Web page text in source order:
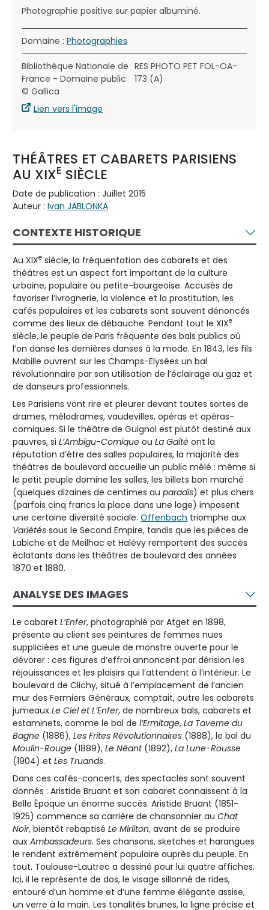
Photographie positive sur papier albuminé.
Domaine : Photographies
Bibliothèque Nationale de
France - Domaine public
© Gallica
Lien vers l'image
RES PHOTO PET FOL-OA-
173 (A)
THÉÂTRES ET CABARETS PARISIENS
AU XIXE SIÈCLE
Date de publication : Juillet 2015
Auteur : Ivan JABLONKA
CONTEXTE HISTORIQUE
Au XIXe siècle, la fréquentation des cabarets et des
théâtres est un aspect fort important de la culture
urbaine, populaire ou petite-bourgeoise. Accusés de
favoriser l’ivrognerie, la violence et la prostitution, les
cafés populaires et les cabarets sont souvent dénoncés
comme des lieux de débauche. Pendant tout le XIXe
siècle, le peuple de Paris fréquente des bals publics où
l’on danse les dernières danses à la mode. En 1843, les fils
Mabille ouvrent sur les Champs-Elysées un bal
révolutionnaire par son utilisation de l’éclairage au gaz et
de danseurs professionnels.
Les Parisiens vont rire et pleurer devant toutes sortes de
drames, mélodrames, vaudevilles, opéras et opéras-
comiques. Si le théâtre de Guignol est plutôt destiné aux
pauvres, si L’Ambigu-Comique ou La Gaîté ont la
réputation d’être des salles populaires, la majorité des
théâtres de boulevard accueille un public mêlé : même si
le petit peuple domine les salles, les billets bon marché
(quelques dizaines de centimes au paradis) et plus chers
(parfois cinq francs la place dans une loge) imposent
une certaine diversité sociale. Offenbach triomphe aux
Variétés sous le Second Empire, tandis que les pièces de
Labiche et de Meilhac et Halévy remportent des succès
éclatants dans les théâtres de boulevard des années
1870 et 1880.
ANALYSE DES IMAGES
Le cabaret L’Enfer, photographié par Atget en 1898,
présente au client ses peintures de femmes nues
suppliciées et une gueule de monstre ouverte pour le
dévorer : ces figures d’effroi annoncent par dérision les
réjouissances et les plaisirs qui l’attendent à l’intérieur. Le
boulevard de Clichy, situé à l’emplacement de l’ancien
mur des Fermiers Généraux, comptait, outre les cabarets
jumeaux Le Ciel et L’Enfer, de nombreux bals, cabarets et
estaminets, comme le bal de l’Ermitage, La Taverne du
Bagne (1886), Les Frites Révolutionnaires (1888), le bal du
Moulin-Rouge (1889), Le Néant(1892), La Lune-Rousse
(1904) et Les Truands.
Dans ces cafés-concerts, des spectacles sont souvent
donnés : Aristide Bruant et son cabaret connaissent à la
Belle Époque un énorme succès. Aristide Bruant (1851-
1925) commence sa carrière de chansonnier au Chat
Noir, bientôt rebaptisé Le Mirliton, avant de se produire
aux Ambassadeurs. Ses chansons, sketches et harangues
le rendent extrêmement populaire auprès du peuple. En
tout, Toulouse-Lautrec a dessiné pour lui quatre affiches.
Ici, il le représente de dos, le visage sillonné de rides,
entouré d’un homme et d’une femme élégante assise,
un verre à la main. Les tonalités brunes, la ligne précise et